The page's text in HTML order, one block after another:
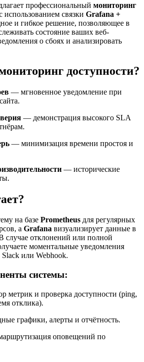
профессиональный мониторинг
использованием связки Grafana +
и гибкое решение, позволяющее в
состояние ваших веб-
о сбоях и анализировать
доступности?
— мгновенное уведомление при
— демонстрация высокого SLA
— минимизация времени простоя и
— исторические
на базе Prometheus для регулярных
а Grafana визуализирует данные в
случае отклонений или полной
моментальные уведомления
Slack или Webhook.
системы:
метрик и проверка доступности (ping,
отклика).
графики, алерты и отчётность.
оповещений по